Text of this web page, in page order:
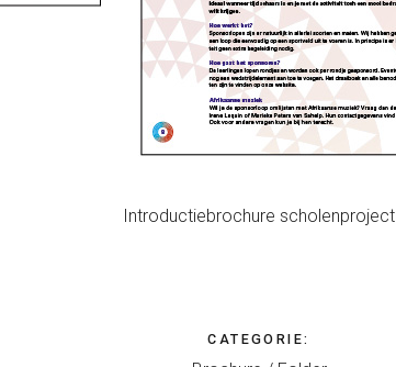
Introductiebrochure scholenproject
CATEGORIE: